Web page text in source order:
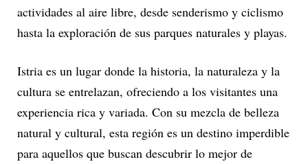
actividades al aire libre, desde senderismo y ciclismo
hasta la exploración de sus parques naturales y playas.
Istria es un lugar donde la historia, la naturaleza y la
cultura se entrelazan, ofreciendo a los visitantes una
experiencia rica y variada. Con su mezcla de belleza
natural y cultural, esta región es un destino imperdible
para aquellos que buscan descubrir lo mejor de